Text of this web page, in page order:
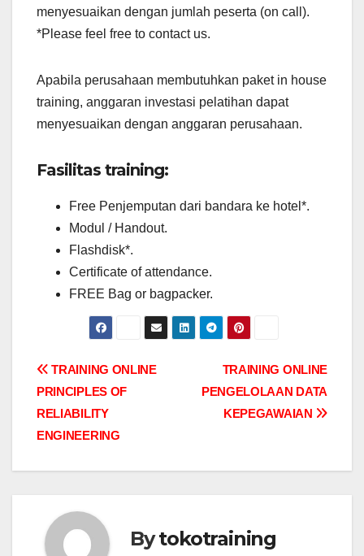
menyesuaikan dengan jumlah peserta (on call).
*Please feel free to contact us.
Apabila perusahaan membutuhkan paket in house
training, anggaran investasi pelatihan dapat
menyesuaikan dengan anggaran perusahaan.
Fasilitas training:
Free Penjemputan dari bandara ke hotel*.
Modul / Handout.
Flashdisk*.
Certificate of attendance.
FREE Bag or bagpacker.
Post
navigation
TRAINING ONLINE
PENGELOLAAN DATA
KEPEGAWAIAN
TRAINING ONLINE
PRINCIPLES OF
RELIABILITY
ENGINEERING
Bytokotraining